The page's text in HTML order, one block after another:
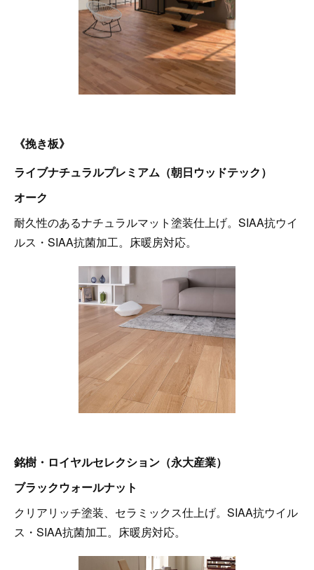
《挽き板》
ライブナチュラルプレミアム（朝日ウッドテック）
オーク
耐久性のあるナチュラルマット塗装仕上げ。SIAA抗ウイ
ルス・SIAA抗菌加工。床暖房対応。
銘樹・ロイヤルセレクション（永大産業）
ブラックウォールナット
クリアリッチ塗装、セラミックス仕上げ。SIAA抗ウイル
ス・SIAA抗菌加工。床暖房対応。